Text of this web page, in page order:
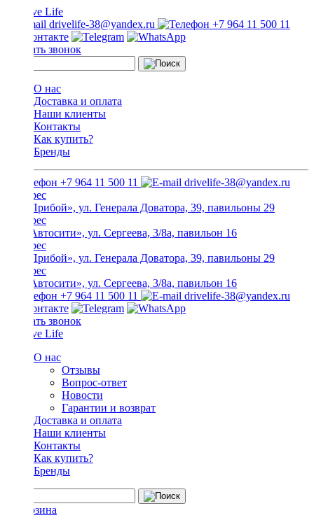
drivelife-38@yandex.ru +7 964 11 500 11
Заказать звонок
О нас
Доставка и оплата
Наши клиенты
Контакты
Как купить?
Бренды
+7 964 11 500 11 drivelife-38@yandex.ru
ТЦ «Прибой», ул. Генерала Доватора, 39, павильоны 29
ТЦ «Автосити», ул. Сергеева, 3/8а, павильон 16
ТЦ «Прибой», ул. Генерала Доватора, 39, павильоны 29
ТЦ «Автосити», ул. Сергеева, 3/8а, павильон 16
+7 964 11 500 11
drivelife-38@yandex.ru
Заказать звонок
О нас
Отзывы
Вопрос-ответ
Новости
Гарантии и возврат
Доставка и оплата
Наши клиенты
Контакты
Как купить?
Бренды